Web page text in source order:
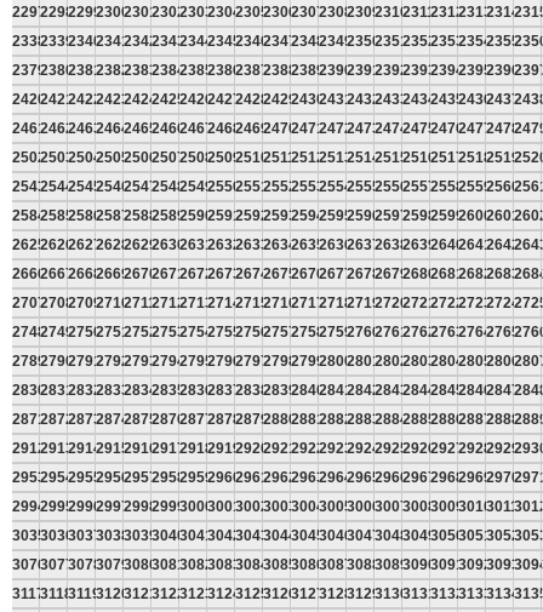
229722982299230023012302230323042305230623072308230923102311231223132314
233823392340234123422343234423452346234723482349235023512352235323542355
237923802381238223832384238523862387238823892390239123922393239423952396
242024212422242324242425242624272428242924302431243224332434243524362437
246124622463246424652466246724682469247024712472247324742475247624772478
250225032504250525062507250825092510251125122513251425152516251725182519
254325442545254625472548254925502551255225532554255525562557255825592560
258425852586258725882589259025912592259325942595259625972598259926002601
262526262627262826292630263126322633263426352636263726382639264026412642
266626672668266926702671267226732674267526762677267826792680268126822683
270727082709271027112712271327142715271627172718271927202721272227232724
274827492750275127522753275427552756275727582759276027612762276327642765
278927902791279227932794279527962797279827992800280128022803280428052806
283028312832283328342835283628372838283928402841284228432844284528462847
287128722873287428752876287728782879288028812882288328842885288628872888
291229132914291529162917291829192920292129222923292429252926292729282929
295329542955295629572958295929602961296229632964296529662967296829692970
299429952996299729982999300030013002300330043005300630073008300930103011
303530363037303830393040304130423043304430453046304730483049305030513052
307630773078307930803081308230833084308530863087308830893090309130923093
311731183119312031213122312331243125312631273128312931303131313231333134